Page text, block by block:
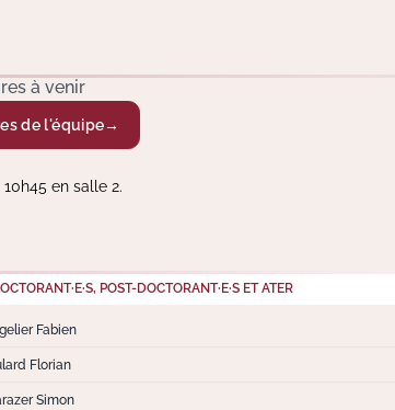
à venir
de l'équipe→
en salle 2.
POST-DOCTORANT·E·S ET ATER
Fabien
Florian
Simon